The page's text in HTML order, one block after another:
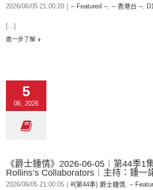
2026/06/05 21:00:20 -- Featured --, -- 香港台 --,
[...]
進一步了解
5
06, 2026
《爵士鍾情》2026-06-05︱第44季1
Rollins’s Collaborators︱主持：鍾一
2026/06/05 21:00:05 #(第44季) 爵士鍾情, --